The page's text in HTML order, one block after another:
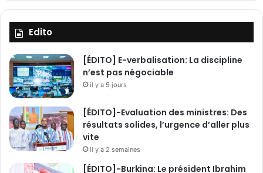
Edito
[ÉDITO] E-verbalisation: La discipline
n’est pas négociable
il y a 5 jours
[ÉDITO]-Evaluation des ministres: Des
résultats solides, l’urgence d’aller plus
vite
il y a 2 semaines
[ÉDITO]-Burkina: Le président Ibrahim